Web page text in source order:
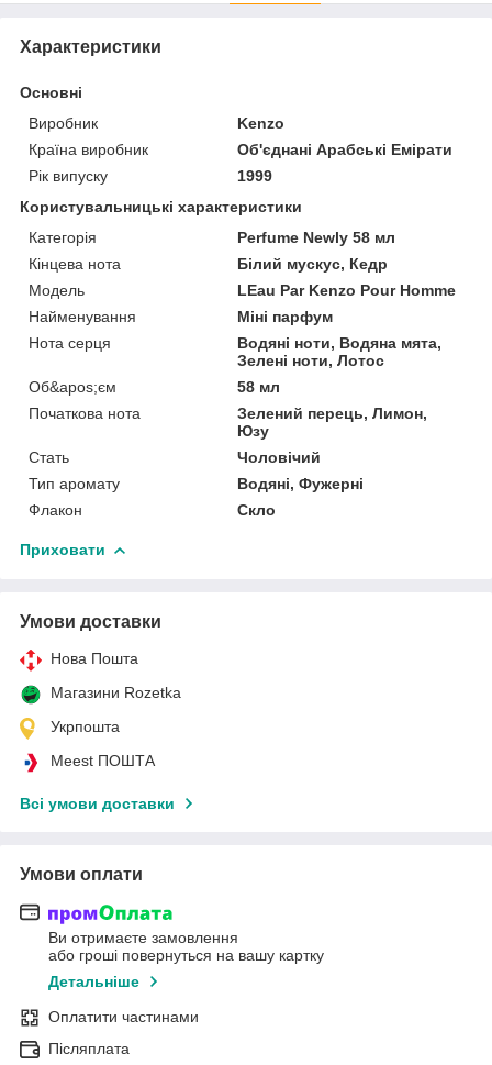
Характеристики
Основні
Виробник
Kenzo
Країна виробник
Об'єднані Арабські Емірати
Рік випуску
1999
Користувальницькі характеристики
Категорія
Perfume Newly 58 мл
Кінцева нота
Білий мускус, Кедр
Мoдель
LEau Par Kenzo Pour Homme
Найменування
Міні парфум
Нота серця
Водяні ноти, Водяна мята,
Зелені ноти, Лотос
Об&apos;єм
58 мл
Початкова нота
Зелений перець, Лимон,
Юзу
Стать
Чоловічий
Тип аромату
Водяні, Фужерні
Флакон
Скло
Приховати
Умови доставки
Нова Пошта
Магазини Rozetka
Укрпошта
Meest ПОШТА
Всі умови доставки
Умови оплати
Ви отримаєте замовлення
або гроші повернуться на вашу картку
Детальніше
Оплатити частинами
Післяплата